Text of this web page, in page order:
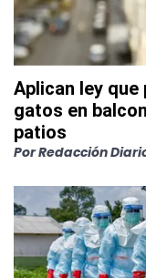
Aplican ley
gatos en
patios
PorRedacción